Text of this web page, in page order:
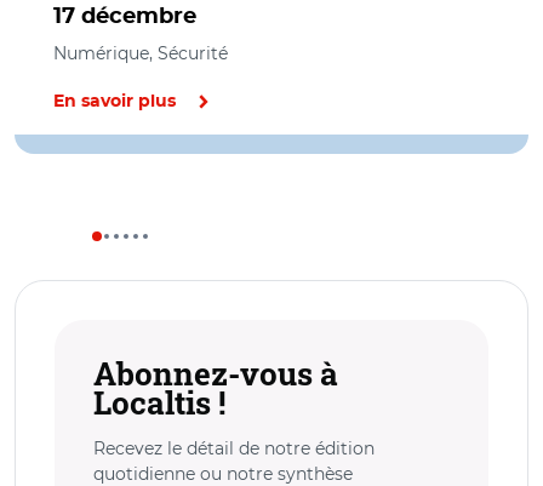
17 décembre
Numérique, Sécurité
En savoir plus
Abonnez-vous à
Localtis !
Recevez le détail de notre édition
quotidienne ou notre synthèse